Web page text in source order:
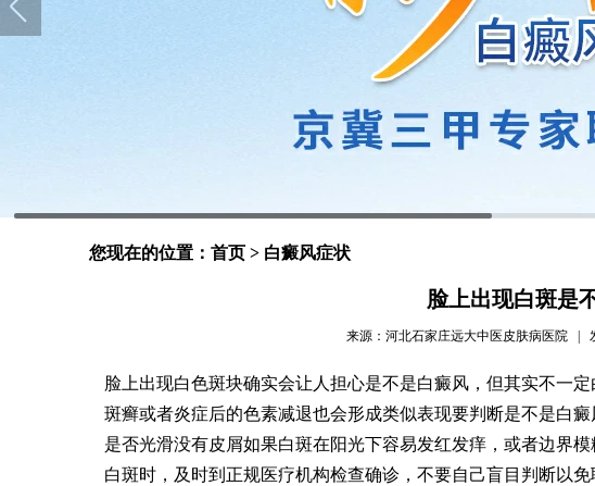
您现在的位置： 首页 > 白癜风症状
脸上出现白斑是
来源：河北石家庄远大中医皮肤病医院 |
脸上出现白色斑块确实会让人担心是不是白癜风，但其实不一
斑癣或者炎症后的色素减退也会形成类似表现要判断是不是白
是否光滑没有皮屑如果白斑在阳光下容易发红发痒，或者边界
白斑时，及时到正规医疗机构检查确诊，不要自己盲目判断以免